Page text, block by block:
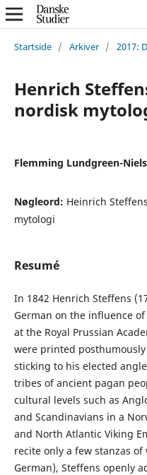
Startside / Arkiver / 2017:
Henrich
nordisk
Flemming Lundgreen-
Nøgleord: Heinrich
mytologi
Resumé
In 1842 Henrich Steffens
German on the influence
at the Royal Prussian
were printed
sticking to his elected
tribes of ancient pagan
cultural levels such as
and Scandinavians in a
and North Atlantic Viking
recite only a few stanzas
German), Steffens openly